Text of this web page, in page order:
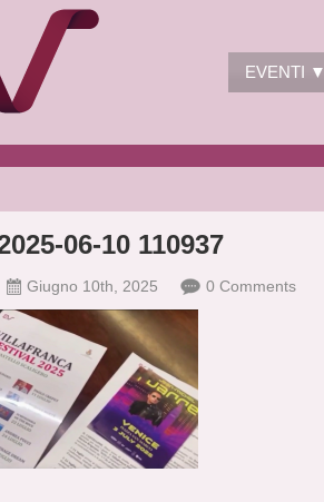
EVENTI
06-10 110937
Giugno 10th, 2025 0 Comments